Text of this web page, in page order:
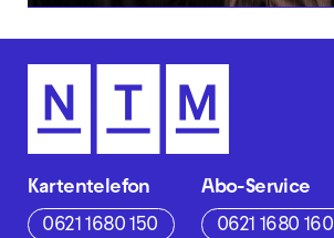
Kartentelefon
0621 1680 150
Abo-Service
0621 1680 160